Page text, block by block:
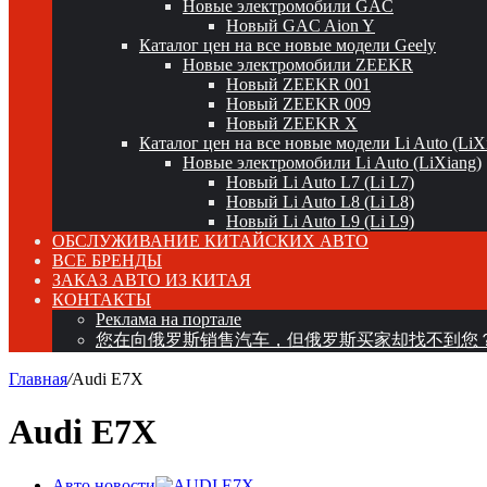
Новые электромобили GAC
Новый GAC Aion Y
Каталог цен на все новые модели Geely
Новые электромобили ZEEKR
Новый ZEEKR 001
Новый ZEEKR 009
Новый ZEEKR X
Каталог цен на все новые модели Li Auto
Новые электромобили Li Auto (LiXiang)
Новый Li Auto L7 (Li L7)
Новый Li Auto L8 (Li L8)
Новый Li Auto L9 (Li L9)
ОБСЛУЖИВАНИЕ КИТАЙСКИХ АВТО
ВСЕ БРЕНДЫ
ЗАКАЗ АВТО ИЗ КИТАЯ
КОНТАКТЫ
Реклама на портале
您在向俄罗斯销售汽车，但俄罗斯买家却找不到您
Главная/Audi E7X
Audi E7X